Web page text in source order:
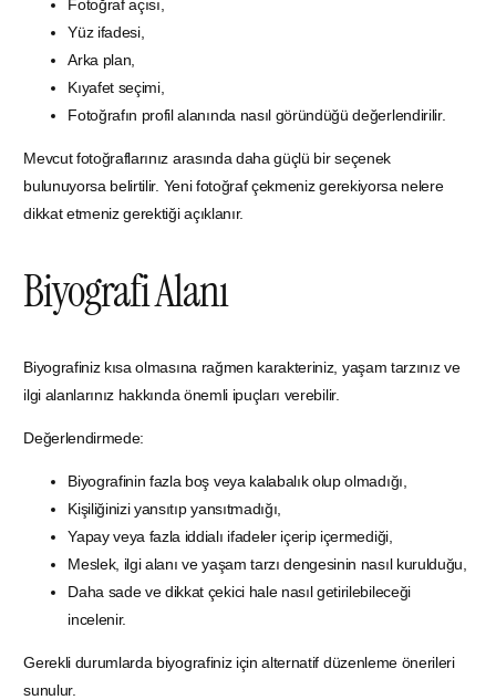
Fotoğraf açısı,
Yüz ifadesi,
Arka plan,
Kıyafet seçimi,
Fotoğrafın profil alanında nasıl göründüğü değerlendirilir.
Mevcut fotoğraflarınız arasında daha güçlü bir seçenek
bulunuyorsa belirtilir. Yeni fotoğraf çekmeniz gerekiyorsa nelere
dikkat etmeniz gerektiği açıklanır.
Biyografi Alanı
Biyografiniz kısa olmasına rağmen karakteriniz, yaşam tarzınız ve
ilgi alanlarınız hakkında önemli ipuçları verebilir.
Değerlendirmede:
Biyografinin fazla boş veya kalabalık olup olmadığı,
Kişiliğinizi yansıtıp yansıtmadığı,
Yapay veya fazla iddialı ifadeler içerip içermediği,
Meslek, ilgi alanı ve yaşam tarzı dengesinin nasıl kurulduğu,
Daha sade ve dikkat çekici hale nasıl getirilebileceği
incelenir.
Gerekli durumlarda biyografiniz için alternatif düzenleme önerileri
sunulur.